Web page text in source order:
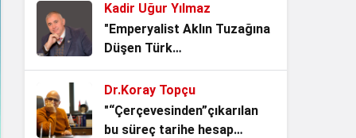
15 Temmuz: Milletin İradesi,
Devletin Namusu
Kadından Korkanlar
4 hafta önce
Kadir Uğur Yılmaz
"Emperyalist Aklın Tuzağına
Düşen Türk
Akademisyenleri"
Dr.Koray Topçu
"“Çerçevesinden”çıkarılan
bu süreç tarihe hesap